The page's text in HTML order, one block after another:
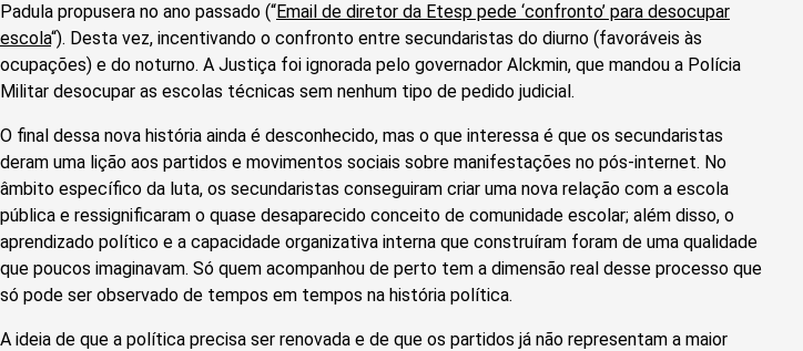
Padula propusera no ano passado (“Email de diretor da Etesp pede ‘confronto’ para desocupar
escola“). Desta vez, incentivando o confronto entre secundaristas do diurno (favoráveis às
ocupações) e do noturno. A Justiça foi ignorada pelo governador Alckmin, que mandou a Polícia
Militar desocupar as escolas técnicas sem nenhum tipo de pedido judicial.
O final dessa nova história ainda é desconhecido, mas o que interessa é que os secundaristas
deram uma lição aos partidos e movimentos sociais sobre manifestações no pós-internet. No
âmbito específico da luta, os secundaristas conseguiram criar uma nova relação com a escola
pública e ressignificaram o quase desaparecido conceito de comunidade escolar; além disso, o
aprendizado político e a capacidade organizativa interna que construíram foram de uma qualidade
que poucos imaginavam. Só quem acompanhou de perto tem a dimensão real desse processo que
só pode ser observado de tempos em tempos na história política.
A ideia de que a política precisa ser renovada e de que os partidos já não representam a maior